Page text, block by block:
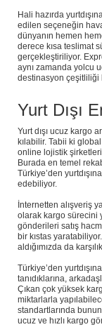
Hali hazırda
edilen seçeneğin
dünyanın hemen
derece kısa teslimat
gerçekleştiriliyor.
aynı zamanda yolcu
destinasyon çeşitliliği
Yurt Dışı
Yurt dışı ucuz kargo
kılabilir. Tabii ki
online lojistik
Burada en temel
Türkiye’den
edebiliyor.
İnternetten alışveriş
olarak kargo sürecini
gönderileri satış
bir kıstas
aldığımızda da
Türkiye’den
tanıdıklarına,
Çıkan çok yüksek
miktarlarla
standartlarında
ucuz ve hızlı kargo